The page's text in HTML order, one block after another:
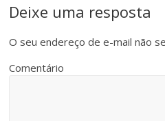
Deixe uma resposta
O seu endereço de e-mail não
Comentário